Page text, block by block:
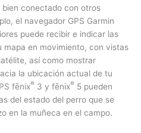
conectado con otros
el navegador GPS Garmin
puede recibir e indicar las
mapa en movimiento, con vistas
así como mostrar
la ubicación actual de tu
fēnix® 3 y fēnix® 5 pueden
del estado del perro que se
en la muñeca en el campo.